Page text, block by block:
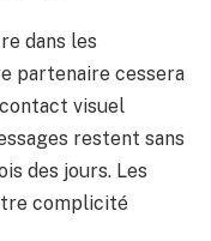
dans les
partenaire cessera
visuel
restent sans
des jours. Les
complicité